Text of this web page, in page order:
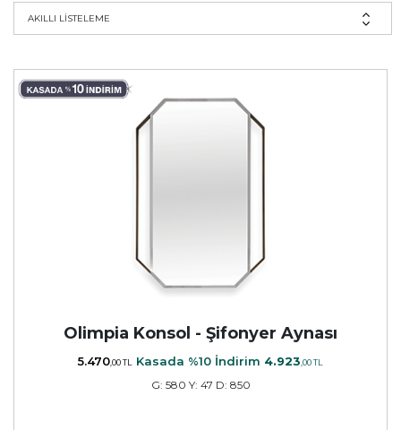
AKILLI LİSTELEME
Olimpia Konsol - Şifonyer Aynası
5.470,00 TL Kasada %10 İndirim 4.923 ,00 TL
G: 580 Y: 47 D: 850